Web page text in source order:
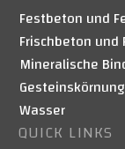
Festbeton und
Frischbeton
Mineralische
Gesteinskörnung
Wasser
QUICK LINKS